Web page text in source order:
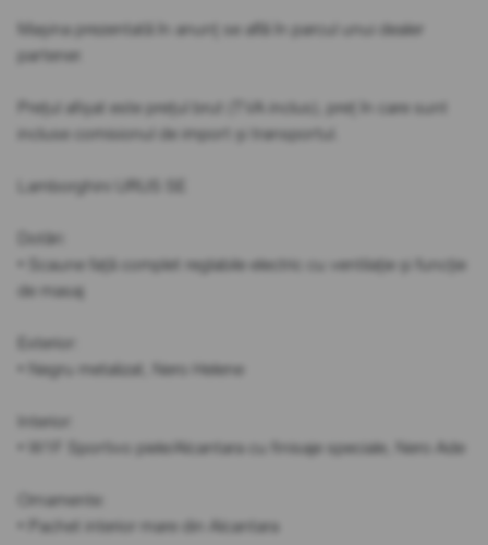
Mașina prezentată în anunț se află în parcul unui dealer
partener.
Prețul afișat este prețul brut (TVA inclus), preț în care sunt
incluse comisionul de import și transportul.
Lamborghini URUS SE
Dotări:
• Scaune față complet reglabile electric cu ventilație și funcție
de masaj
Exterior:
• Negru metalizat, Nero Helene
Interior:
• W1F Sportivo piele/Alcantara cu finisaje speciale, Nero Ade
Ornamente:
• Pachet interior mare din Alcantara